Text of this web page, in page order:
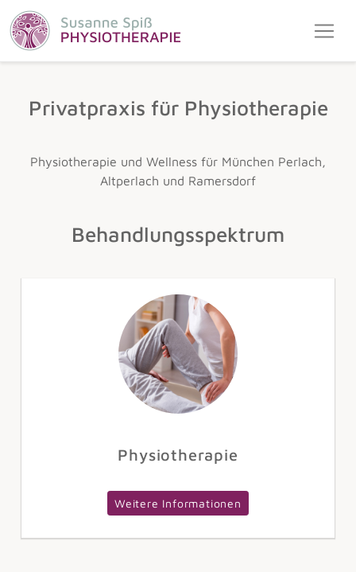
Privatpraxis für Physiotherapie
Physiotherapie und Wellness für München Perlach,
Altperlach und Ramersdorf
Behandlungsspektrum
Physiotherapie
Weitere Informationen